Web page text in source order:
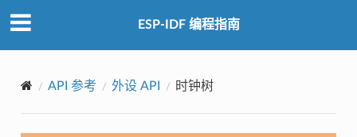
ESP-IDF 编程指南
API 参考 外设 API 时钟树